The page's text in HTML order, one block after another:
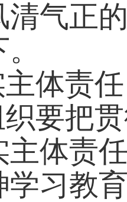
清气正
体责
要把
主体责
学习教